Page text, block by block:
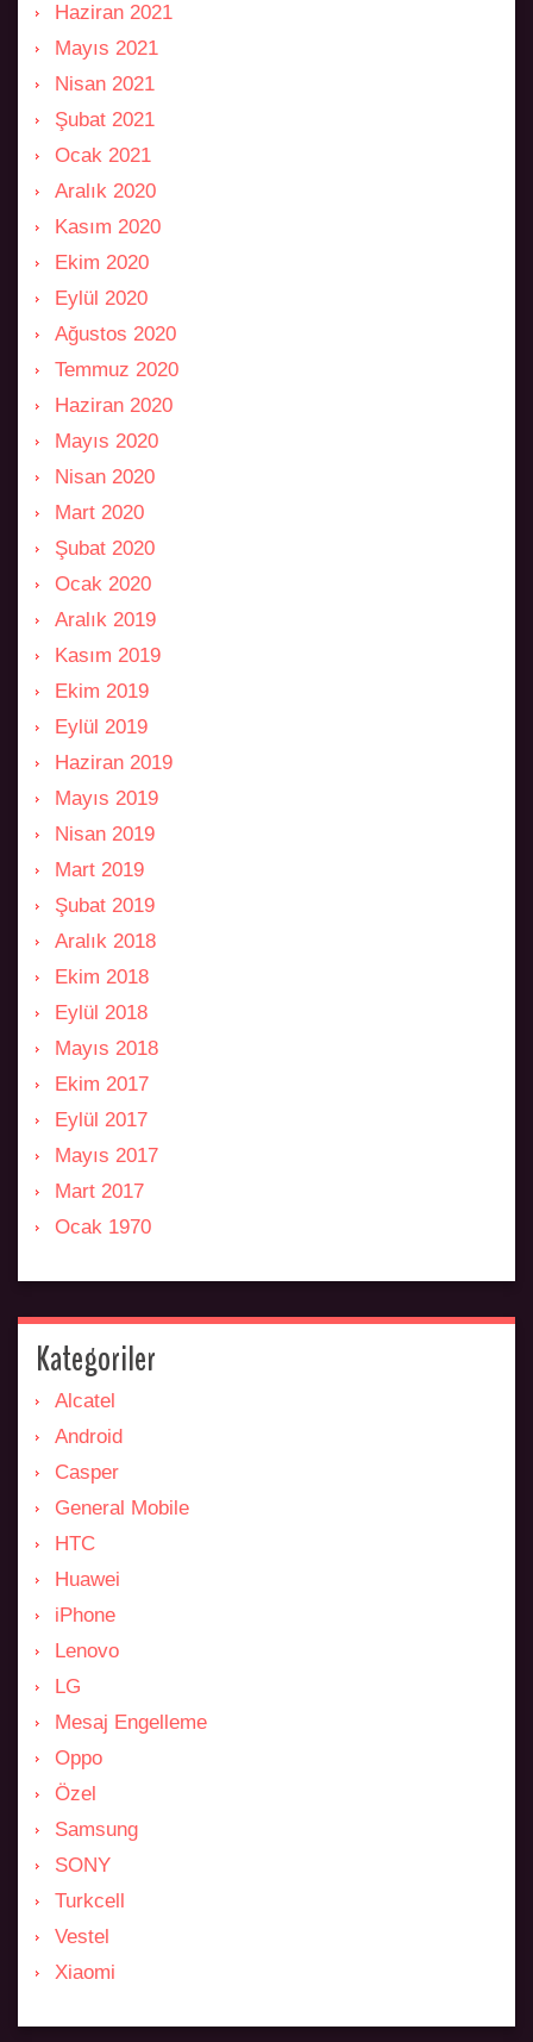
Haziran 2021
Mayıs 2021
Nisan 2021
Şubat 2021
Ocak 2021
Aralık 2020
Kasım 2020
Ekim 2020
Eylül 2020
Ağustos 2020
Temmuz 2020
Haziran 2020
Mayıs 2020
Nisan 2020
Mart 2020
Şubat 2020
Ocak 2020
Aralık 2019
Kasım 2019
Ekim 2019
Eylül 2019
Haziran 2019
Mayıs 2019
Nisan 2019
Mart 2019
Şubat 2019
Aralık 2018
Ekim 2018
Eylül 2018
Mayıs 2018
Ekim 2017
Eylül 2017
Mayıs 2017
Mart 2017
Ocak 1970
Kategoriler
Alcatel
Android
Casper
General Mobile
HTC
Huawei
iPhone
Lenovo
LG
Mesaj Engelleme
Oppo
Özel
Samsung
SONY
Turkcell
Vestel
Xiaomi